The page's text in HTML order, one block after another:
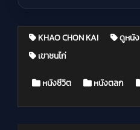
KHAO CHON KAI ดูหนัง
เขาชนไก่
Posted in
หนังชีวิต หนังตลก